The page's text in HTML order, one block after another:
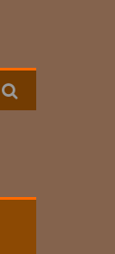
Поиск